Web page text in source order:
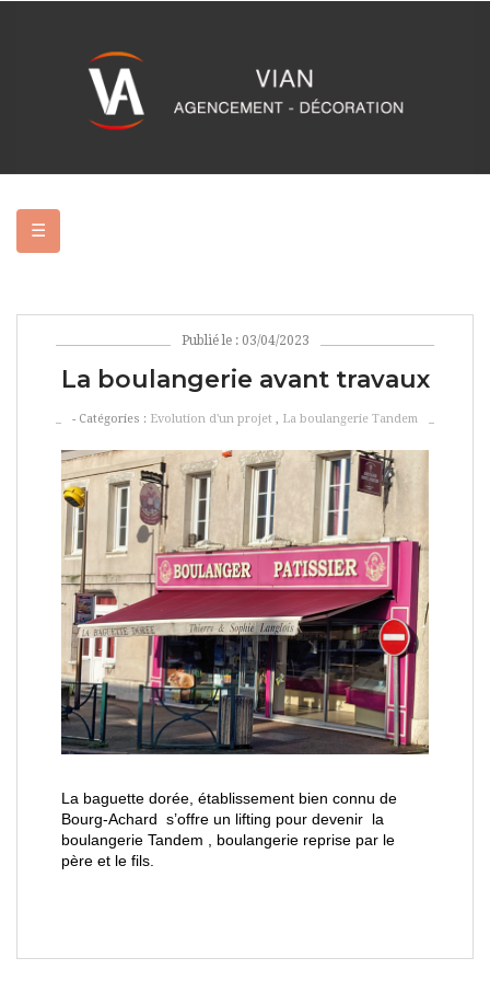
Basculer
☰
Publié le : 03/04/2023
La boulangerie avant travaux
- Catégories : Evolution d'un projet , La boulangerie Tandem
La baguette dorée, établissement bien connu de
Bourg-Achard s’offre un lifting pour devenir la
boulangerie Tandem , boulangerie reprise par le
père et le fils.